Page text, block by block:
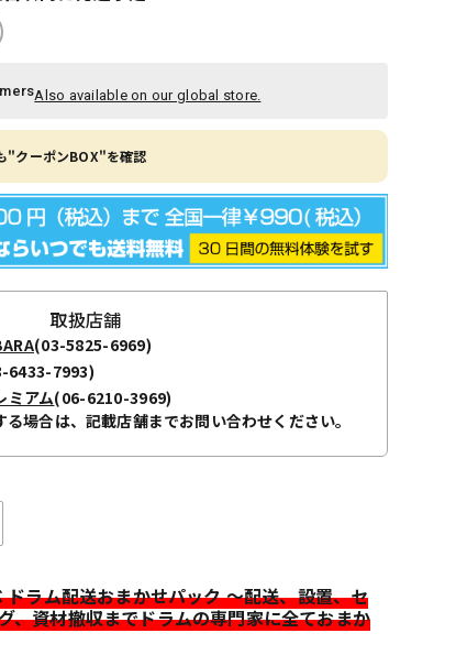
Also available on our global store.
"クーポンBOX"を確認
取扱店舗
(03-5825-6969)
6433-7993)
ミアム(06-6210-3969)
場合は、記載店舗までお問い合わせください。
ドラム配送おまかせパック ～配送、設置、セ
、資材撤収までドラムの専門家に全ておまか